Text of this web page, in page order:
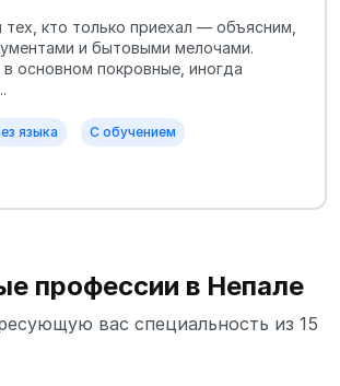
кто только приехал — объясним,
и бытовыми мелочами.
основном покровные, иногда
языка С обучением
профессии в Непале
вас специальность из 15